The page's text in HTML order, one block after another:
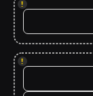
!
!